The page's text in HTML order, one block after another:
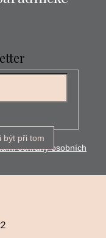
být při tom
ochrany osobních